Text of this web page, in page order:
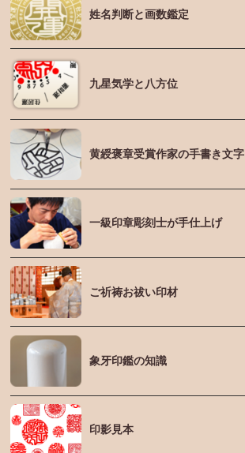
姓名判断と画数鑑定
九星気学と八方位
黄綬褒章受賞作家の手書き文字
一級印章彫刻士が手仕上げ
ご祈祷お祓い印材
象牙印鑑の知識
印影見本